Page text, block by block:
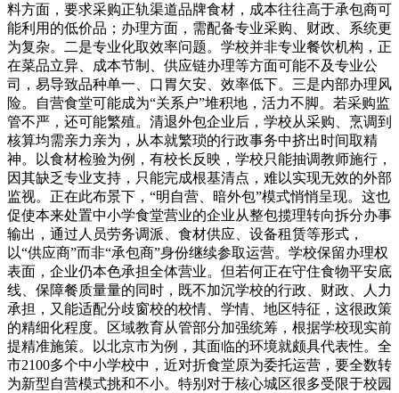
料方面，要求采购正轨渠道品牌食材，成本往往高于承包商可
能利用的低价品；办理方面，需配备专业采购、财政、系统更
为复杂。二是专业化取效率问题。学校并非专业餐饮机构，正
在菜品立异、成本节制、供应链办理等方面可能不及专业公
司，易导致品种单一、口胃欠安、效率低下。三是内部办理风
险。自营食堂可能成为“关系户”堆积地，活力不脚。若采购监
管不严，还可能繁殖。清退外包企业后，学校从采购、烹调到
核算均需亲力亲为，从本就繁琐的行政事务中挤出时间取精
神。以食材检验为例，有校长反映，学校只能抽调教师施行，
因其缺乏专业支持，只能完成根基清点，难以实现无效的外部
监视。正在此布景下，“明自营、暗外包”模式悄悄呈现。这也
促使本来处置中小学食堂营业的企业从整包揽理转向拆分办事
输出，通过人员劳务调派、食材供应、设备租赁等形式，
以“供应商”而非“承包商”身份继续参取运营。学校保留办理权
表面，企业仍本色承担全体营业。但若何正在守住食物平安底
线、保障餐质量量的同时，既不加沉学校的行政、财政、人力
承担，又能适配分歧窗校的校情、学情、地区特征，这很政策
的精细化程度。区域教育从管部分加强统筹，根据学校现实前
提精准施策。以北京市为例，其面临的环境就颇具代表性。全
市2100多个中小学校中，近对折食堂原为委托运营，要全数转
为新型自营模式挑和不小。特别对于核心城区很多受限于校园